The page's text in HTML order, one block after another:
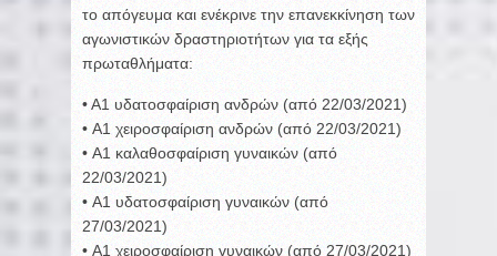
το απόγευμα και ενέκρινε την επανεκκίνηση των
αγωνιστικών δραστηριοτήτων για τα εξής
πρωταθλήματα:
• A1 υδατοσφαίριση ανδρών (από 22/03/2021)
• A1 χειροσφαίριση ανδρών (από 22/03/2021)
• A1 καλαθοσφαίριση γυναικών (από
22/03/2021)
• A1 υδατοσφαίριση γυναικών (από
27/03/2021)
• A1 χειροσφαίριση γυναικών (από 27/03/2021)